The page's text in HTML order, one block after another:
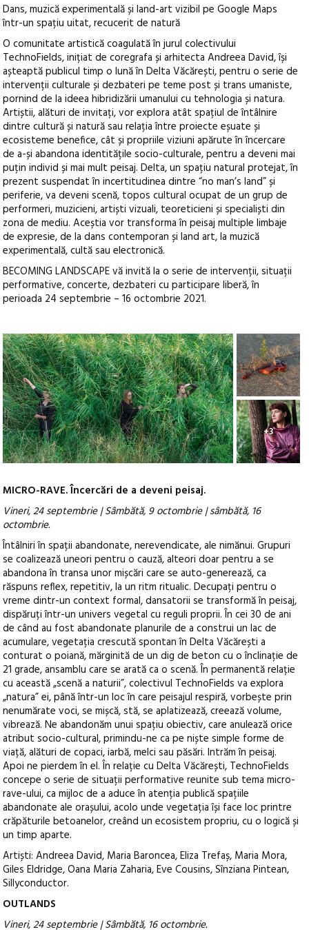
Dans, muzică experimentală și land-art vizibil pe Google Maps
într-un spațiu uitat, recucerit de natură
O comunitate artistică coagulată în jurul colectivului
TechnoFields, inițiat de coregrafa și arhitecta Andreea David, își
așteaptă publicul timp o lună în Delta Văcărești, pentru o serie de
intervenții culturale și dezbateri pe teme post și trans umaniste,
pornind de la ideea hibridizării umanului cu tehnologia și natura.
Artiștii, alături de invitați, vor explora atât spațiul de întâlnire
dintre cultură și natură sau relația între proiecte eșuate și
ecosisteme benefice, cât și propriile viziuni apărute în încercare
de a-și abandona identitățile socio-culturale, pentru a deveni mai
puțin individ și mai mult peisaj. Delta, un spațiu natural protejat, în
prezent suspendat în incertitudinea dintre “no man’s land” și
periferie, va deveni scenă, topos cultural ocupat de un grup de
performeri, muzicieni, artiști vizuali, teoreticieni și specialiști din
zona de mediu. Aceștia vor transforma în peisaj multiple limbaje
de expresie, de la dans contemporan și land art, la muzică
experimentală, cultă sau electronică.
BECOMING LANDSCAPE vă invită la o serie de intervenții, situații
performative, concerte, dezbateri cu participare liberă, în
perioada 24 septembrie – 16 octombrie 2021.
+3
MICRO-RAVE. Încercări de a deveni peisaj.
Vineri, 24 septembrie | Sâmbătă, 9 octombrie | sâmbătă, 16
octombrie.
Întâlniri în spații abandonate, nerevendicate, ale nimănui. Grupuri
se coalizează uneori pentru o cauză, alteori doar pentru a se
abandona în transa unor mișcări care se auto-generează, ca
răspuns reflex, repetitiv, la un ritm ritualic. Decupați pentru o
vreme dintr-un context formal, dansatorii se transformă în peisaj,
dispăruți într-un univers vegetal cu reguli proprii. În cei 30 de ani
de când au fost abandonate planurile de a construi un lac de
acumulare, vegetația crescută spontan în Delta Văcărești a
conturat o poiană, mărginită de un dig de beton cu o înclinație de
21 grade, ansamblu care se arată ca o scenă. În permanentă relație
cu această „scenă a naturii”, colectivul TechnoFields va explora
„natura” ei, până într-un loc în care peisajul respiră, vorbește prin
nenumărate voci, se mișcă, stă, se aplatizează, creează volume,
vibrează. Ne abandonăm unui spațiu obiectiv, care anulează orice
atribut socio-cultural, primindu-ne ca pe niște simple forme de
viață, alături de copaci, iarbă, melci sau păsări. Intrăm în peisaj.
Apoi ne pierdem în el. În relație cu Delta Văcărești, TechnoFields
concepe o serie de situații performative reunite sub tema micro-
rave-ului, ca mijloc de a aduce în atenția publică spațiile
abandonate ale orașului, acolo unde vegetația își face loc printre
crăpăturile betoanelor, creând un ecosistem propriu, cu o logică și
un timp aparte.
Artiști: Andreea David, Maria Baroncea, Eliza Trefaș, Maria Mora,
Giles Eldridge, Oana Maria Zaharia, Eve Cousins, Sînziana Pintean,
Sillyconductor.
OUTLANDS
Vineri, 24 septembrie | Sâmbătă, 16 octombrie.